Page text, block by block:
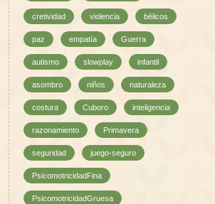
cretividad violencia bélicos
paz empatía Guerra
autismo slowplay infantil
asombro niños naturaleza
costura Cuboro inteligencia
razonamiento Primavera
seguridad juego-seguro
PsicomotricidadFina
PsicomotricidadGruesa